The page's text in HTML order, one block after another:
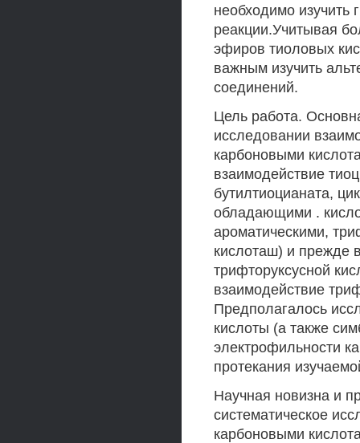
необходимо изучить
реакции.Учитывая
эфиров тиоловых
важным изучить
соединений.
Цель работа.
исследовании
карбоновыми
взаимодействие
бутилтиоцианата,
обладающими .
ароматическими,
кислоташ) и прежде
трифторуксусной
взаимодействие
Предполагалось
кислоты (а также
электрофильности
протекания
Научная новизна и
систематическое
карбоновыми